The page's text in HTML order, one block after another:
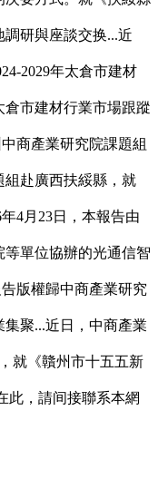
研與座談交换...近
2029年太倉市建材
市建材行業市場跟蹤
商產業研究院課題組
組赴廣西扶綏縣，就
4月23日，本報告由
單位協辦的光通信智
版權歸中商產業研究
聚...近日，中商產業
就《贛州市十五五新
此，請间接聯系本網